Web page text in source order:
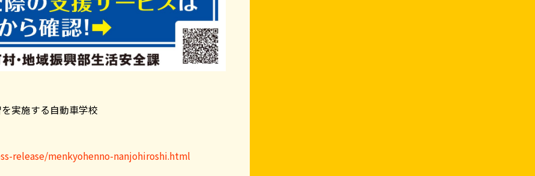
実施する自動車学校
release/menkyohenno-nanjohiroshi.html